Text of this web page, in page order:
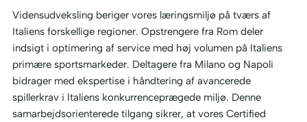
Vidensudveksling beriger vores læringsmiljø på tværs af
Italiens forskellige regioner. Opstrengere fra Rom deler
indsigt i optimering af service med høj volumen på Italiens
primære sportsmarkeder. Deltagere fra Milano og Napoli
bidrager med ekspertise i håndtering af avancerede
spillerkrav i Italiens konkurrenceprægede miljø. Denne
samarbejdsorienterede tilgang sikrer, at vores Certified